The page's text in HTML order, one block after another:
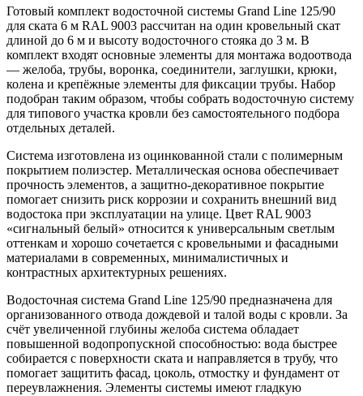
Готовый комплект водосточной системы Grand Line 125/90
для ската 6 м RAL 9003 рассчитан на один кровельный скат
длиной до 6 м и высоту водосточного стояка до 3 м. В
комплект входят основные элементы для монтажа водоотвода
— желоба, трубы, воронка, соединители, заглушки, крюки,
колена и крепёжные элементы для фиксации трубы. Набор
подобран таким образом, чтобы собрать водосточную систему
для типового участка кровли без самостоятельного подбора
отдельных деталей.
Система изготовлена из оцинкованной стали с полимерным
покрытием полиэстер. Металлическая основа обеспечивает
прочность элементов, а защитно-декоративное покрытие
помогает снизить риск коррозии и сохранить внешний вид
водостока при эксплуатации на улице. Цвет RAL 9003
«сигнальный белый» относится к универсальным светлым
оттенкам и хорошо сочетается с кровельными и фасадными
материалами в современных, минималистичных и
контрастных архитектурных решениях.
Водосточная система Grand Line 125/90 предназначена для
организованного отвода дождевой и талой воды с кровли. За
счёт увеличенной глубины желоба система обладает
повышенной водопропускной способностью: вода быстрее
собирается с поверхности ската и направляется в трубу, что
помогает защитить фасад, цоколь, отмостку и фундамент от
переувлажнения. Элементы системы имеют гладкую